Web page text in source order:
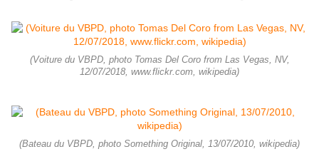
(Voiture du VBPD, photo Tomas Del Coro from Las Vegas, NV,
12/07/2018, www.flickr.com, wikipedia)
(Bateau du VBPD, photo Something Original, 13/07/2010, wikipedia)